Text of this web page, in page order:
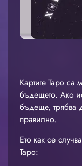
Картите Таро са
бъдещето. Ако
бъдеще, трябва
правилно.
Ето как се
Таро: